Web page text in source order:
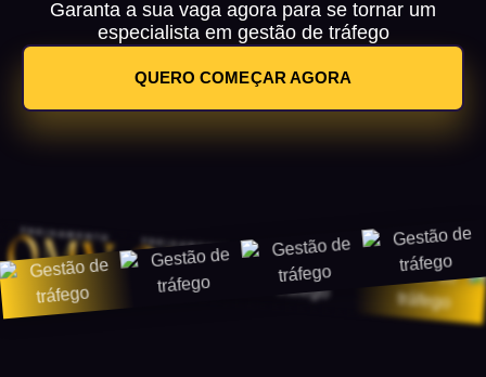
Garanta a sua vaga agora para se tornar um
especialista em gestão de tráfego
QUERO COMEÇAR AGORA